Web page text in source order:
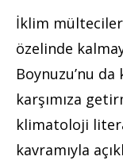
İklim
özelinde
Boynuzu’nu
karşımıza
klimatoloji
kavramıyla